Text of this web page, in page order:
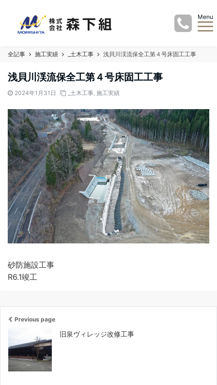
Menu
全記事 施工実績 _土木工事 浅貝川渓流保全工第４号床固工工事
浅貝川渓流保全工第４号床固工工事
2024年1月31日 _土木工事, 施工実績
砂防施設工事
R6.1竣工
Previous page
旧泉ヴィレッジ改修工事